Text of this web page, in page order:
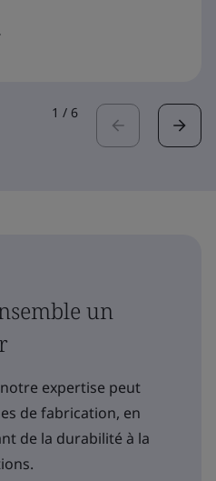
1 / 6
un
expertise peut
de fabrication, en
de la durabilité à la